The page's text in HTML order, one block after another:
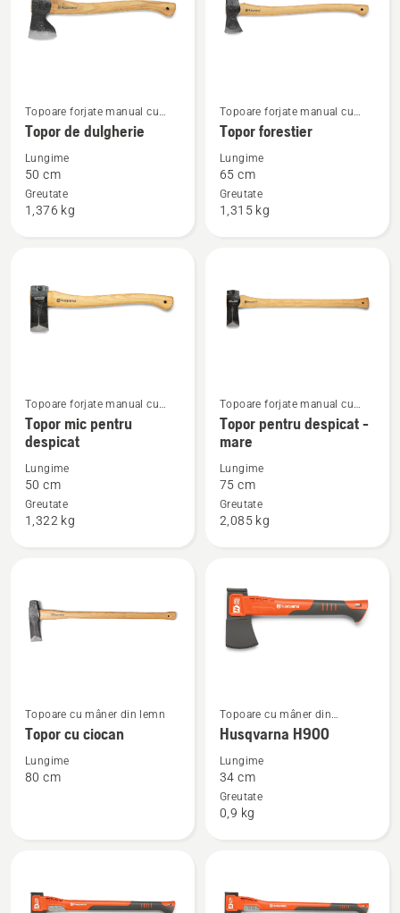
Vezi
mai
detalii
despre
Topor
Topoare forjate manual cu
mâner din lemn
Topor de dulgherie
Lungime
50 cm
Greutate
1,376 kg
Vezi
mai
detalii
despre
Topor
Topoare forjate manual cu
mâner din lemn
Topor forestier
Lungime
65 cm
Greutate
1,315 kg
Vezi
mai
multe
detalii
despre
Topor
Topoare forjate manual cu
mâner din lemn
Topor mic pentru
despicat
Lungime
50 cm
Greutate
1,322 kg
Vezi
mai
multe
detalii
despre
Topor
mare
Topoare forjate manual cu
mâner din lemn
Topor pentru despicat -
mare
Lungime
75 cm
Greutate
2,085 kg
Vezi
mai
detalii
Topoare cu mâner din lemn
Topor cu ciocan
Lungime
80 cm
Vezi
mai
detalii
despre
Husqvarna
Topoare cu mâner din
material compozit
Husqvarna H900
Lungime
34 cm
Greutate
0,9 kg